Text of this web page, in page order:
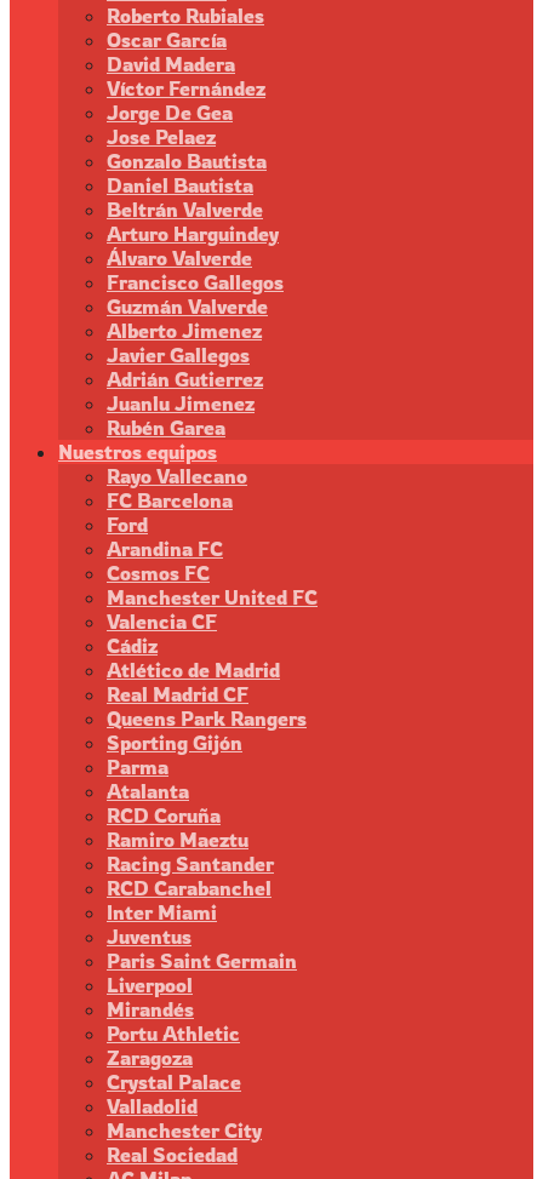
Roberto Rubiales
Oscar García
David Madera
Víctor Fernández
Jorge De Gea
Jose Pelaez
Gonzalo Bautista
Daniel Bautista
Beltrán Valverde
Arturo Harguindey
Álvaro Valverde
Francisco Gallegos
Guzmán Valverde
Alberto Jimenez
Javier Gallegos
Adrián Gutierrez
Juanlu Jimenez
Rubén Garea
Nuestros equipos
Rayo Vallecano
FC Barcelona
Ford
Arandina FC
Cosmos FC
Manchester United FC
Valencia CF
Cádiz
Atlético de Madrid
Real Madrid CF
Queens Park Rangers
Sporting Gijón
Parma
Atalanta
RCD Coruña
Ramiro Maeztu
Racing Santander
RCD Carabanchel
Inter Miami
Juventus
Paris Saint Germain
Liverpool
Mirandés
Portu Athletic
Zaragoza
Crystal Palace
Valladolid
Manchester City
Real Sociedad